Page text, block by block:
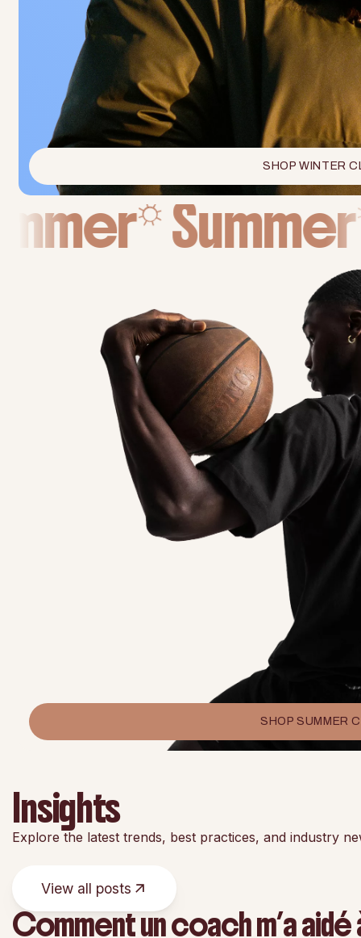
SHOP WINTER
☼Summer
SHOP SUMMER
Insights
Explore the latest trends, best practices, and industry
View all posts
Comment un coach m’a